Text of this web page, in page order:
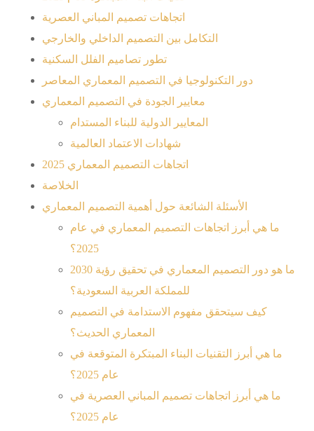
اتجاهات تصميم المباني العصرية
التكامل بين التصميم الداخلي والخارجي
تطور تصاميم الفلل السكنية
دور التكنولوجيا في التصميم المعماري المعاصر
معايير الجودة في التصميم المعماري
المعايير الدولية للبناء المستدام
شهادات الاعتماد العالمية
اتجاهات التصميم المعماري 2025
الخلاصة
الأسئلة الشائعة حول أهمية التصميم المعماري
ما هي أبرز اتجاهات التصميم المعماري في عام
2025؟
ما هو دور التصميم المعماري في تحقيق رؤية 2030
للمملكة العربية السعودية؟
كيف سيتحقق مفهوم الاستدامة في التصميم
المعماري الحديث؟
ما هي أبرز التقنيات البناء المبتكرة المتوقعة في
عام 2025؟
ما هي أبرز اتجاهات تصميم المباني العصرية في
عام 2025؟